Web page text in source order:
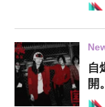
自
開